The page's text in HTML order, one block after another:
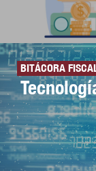
BITÁCORA